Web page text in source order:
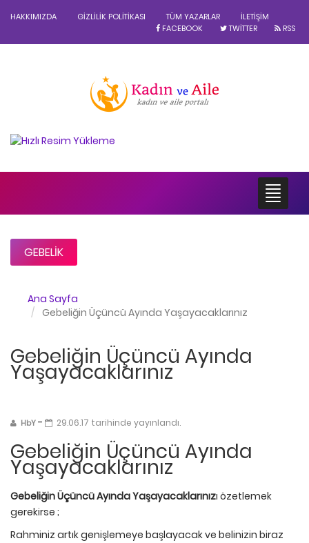
HAKKIMIZDA GIZLILIK POLITIKASI TÜM YAZARLAR
İLETIŞIM
FACEBOOK
TWITTER RSS
GEBELIK
Ana Sayfa
Gebeliğin Üçüncü Ayında Yaşayacaklarınız
Gebeliğin Üçüncü Ayında
Yaşayacaklarınız
HbY- 29.06.17 tarihinde yayınlandı.
Gebeliğin Üçüncü Ayında
Yaşayacaklarınız
Gebeliğin Üçüncü Ayında Yaşayacaklarınızı özetlemek
gerekirse ;
Rahminiz artık genişlemeye başlayacak ve belinizin biraz